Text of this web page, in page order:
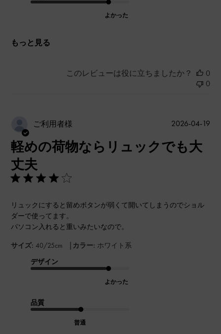
よかった
もっと見る
このレビューは役に立ちましたか？
0
0
ご利用者様
軽めの荷物ならリュックでも大
丈夫
リュックにすると留めボタンが弱くて開いてしまうのでショル
ダーで使ってます。
パソコン入れると重いみたいなので。
サイズ: 40/25cm | カラー: ホワイト系
デザイン
よかった
品質
普通
公
2026-04-19